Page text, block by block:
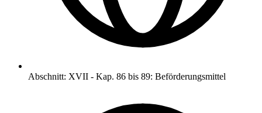
Abschnitt: XVII - Kap. 86 bis 89: Beförderungsmittel